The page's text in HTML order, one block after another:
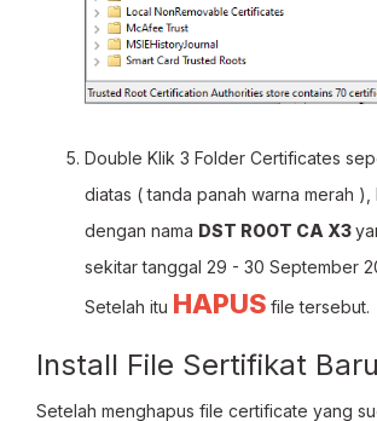
Double Klik 3 Folder Certificates
diatas ( tanda panah warna merah ),
dengan nama DST ROOT CA X3
sekitar tanggal 29 - 30 September
Setelah itu HAPUS file tersebut.
Install File Sertifikat Baru
Setelah menghapus file certificate yang